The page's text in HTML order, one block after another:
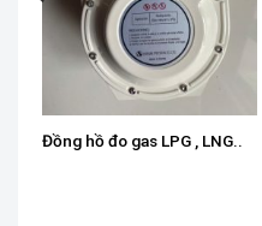
Đồng hồ đo gas LPG , LNG..